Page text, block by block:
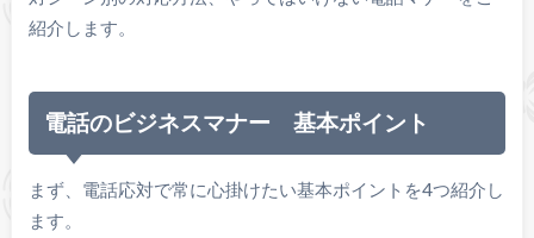
紹介します。
電話のビジネスマナー 基本ポイント
まず、電話応対で常に心掛けたい基本ポイントを4つ紹介し
ます。